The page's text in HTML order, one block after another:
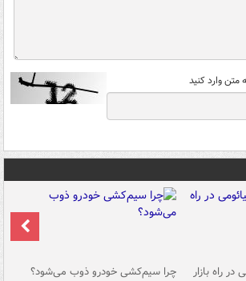
متن وارد کنید
راه بازار چرا سیم‌کشی خودرو ذوب می‌شود؟